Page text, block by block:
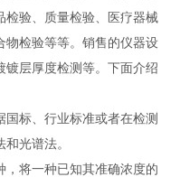
检验、质量检验、医疗器械
物检验等等。销售的仪器设
层厚度检测等。 下面介绍
标、行业标准或者在检测
和光谱法。
，将一种已知其准确浓度的